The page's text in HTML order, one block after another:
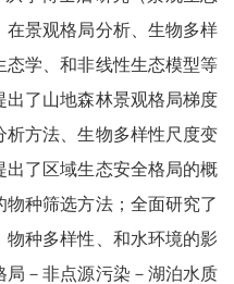
景观格局分析、生物多样
学、和非线性生态模型等
了山地森林景观格局梯度
方法、生物多样性尺度变
了区域生态安全格局的概
种筛选方法；全面研究了
种多样性、和水环境的影
局－非点源污染－湖泊水质